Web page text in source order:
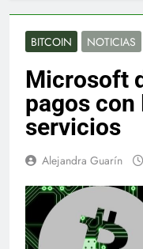
BITCOIN NOTICIAS
Microsoft
pagos
servicios
Alejandra Guarín